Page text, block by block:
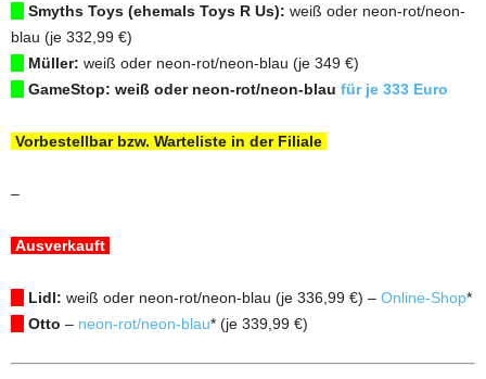
Smyths Toys (ehemals Toys R Us): weiß oder neon-rot/neon-
blau (je 332,99 €)
Müller: weiß oder neon-rot/neon-blau (je 349 €)
GameStop: weiß oder neon-rot/neon-blau für je 333 Euro
Vorbestellbar bzw. Warteliste in der Filiale
–
Ausverkauft
Lidl: weiß oder neon-rot/neon-blau (je 336,99 €) – Online-Shop*
Otto – neon-rot/neon-blau* (je 339,99 €)